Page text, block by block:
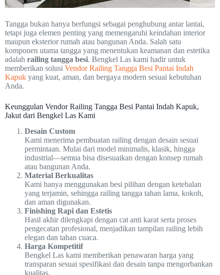
Tangga bukan hanya berfungsi sebagai penghubung antar lantai,
tetapi juga elemen penting yang memengaruhi keindahan interior
maupun eksterior rumah atau bangunan Anda. Salah satu
komponen utama tangga yang menentukan keamanan dan estetika
adalah railing tangga besi. Bengkel Las kami hadir untuk
memberikan solusi Vendor Railing Tangga Besi Pantai Indah
Kapuk yang kuat, aman, dan bergaya modern sesuai kebutuhan
Anda.
Keunggulan Vendor Railing Tangga Besi Pantai Indah Kapuk,
Jakut dari Bengkel Las Kami
Desain Custom
Kami menerima pembuatan railing dengan desain sesuai
permintaan. Mulai dari model minimalis, klasik, hingga
industrial—semua bisa disesuaikan dengan konsep rumah
atau bangunan Anda.
Material Berkualitas
Kami hanya menggunakan besi pilihan dengan ketebalan
yang terjamin, sehingga railing tangga tahan lama, kokoh,
dan aman digunakan.
Finishing Rapi dan Estetis
Hasil akhir dilengkapi dengan cat anti karat serta proses
pengecatan profesional, menjadikan tampilan railing lebih
elegan dan tahan cuaca.
Harga Kompetitif
Bengkel Las kami memberikan penawaran harga yang
transparan sesuai spesifikasi dan desain tanpa mengorbankan
kualitas.